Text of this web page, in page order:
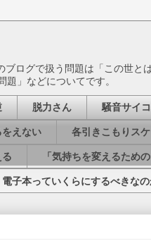
ログで扱う問題は「この世
」などについてです。
脱力さん 騒音サイ
えない 各引きこもりスケ
「気持ちを変えるため
電子本っていくらにするべきなの